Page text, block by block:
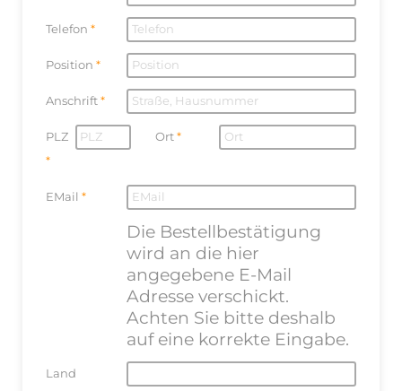
Telefon
Position
Anschrift
PLZ Ort
EMail
Die Bestellbestätigung
wird an die hier
angegebene E-Mail
Adresse verschickt.
Achten Sie bitte deshalb
auf eine korrekte Eingabe.
Land